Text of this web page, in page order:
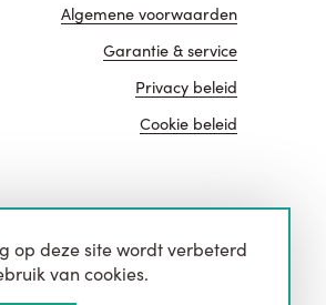
Algemene voorwaarden
Garantie & service
Privacy beleid
Cookie beleid
website door
op deze site wordt verbeterd
van cookies.